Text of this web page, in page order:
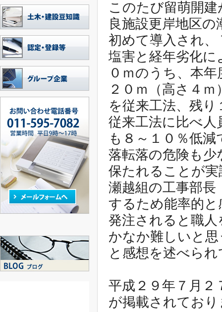
このたび留萌開
良施設更岸地区
初めて導入され
塩害と経年劣化
０ｍのうち、本
２０ｍ（高さ４
を従来工法、残
従来工法に比べ人
も８～１０％低
落転落の危険も
保たれることが
瀬越組の工事部
するため能率的
発注されると職
かなか難しいと
と感想を述べら
平成２９年７月２
が掲載されてお